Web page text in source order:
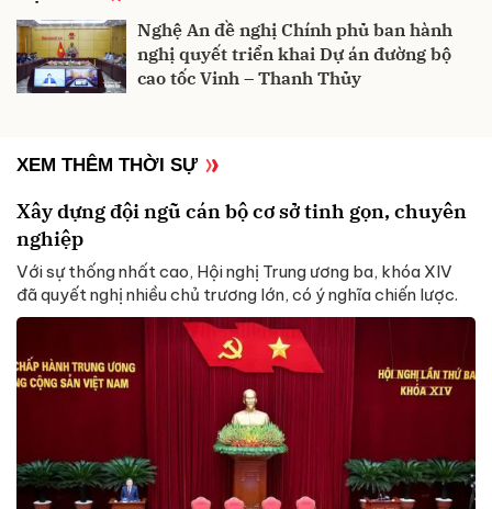
Nghệ An đề nghị Chính phủ ban hành
nghị quyết triển khai Dự án đường bộ
cao tốc Vinh – Thanh Thủy
XEM THÊM THỜI SỰ
Xây dựng đội ngũ cán bộ cơ sở tinh gọn, chuyên
nghiệp
Với sự thống nhất cao, Hội nghị Trung ương ba, khóa XIV
đã quyết nghị nhiều chủ trương lớn, có ý nghĩa chiến lược.